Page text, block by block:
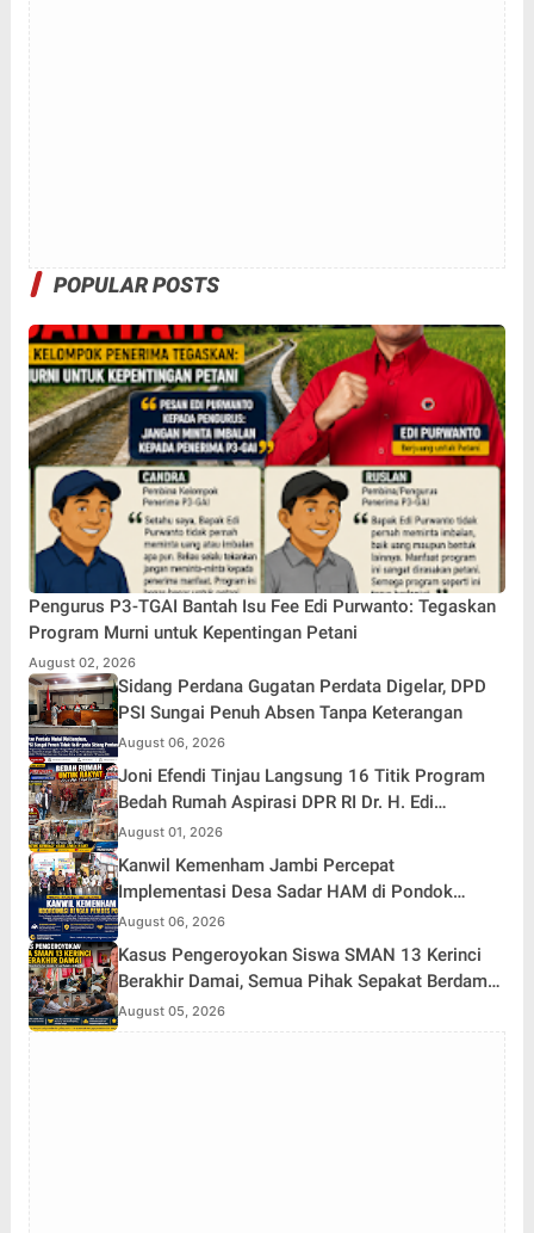
POPULAR POSTS
Pengurus P3-TGAI Bantah Isu Fee Edi Purwanto: Tegaskan
Program Murni untuk Kepentingan Petani
August 02, 2026
Sidang Perdana Gugatan Perdata Digelar, DPD
PSI Sungai Penuh Absen Tanpa Keterangan
August 06, 2026
Joni Efendi Tinjau Langsung 16 Titik Program
Bedah Rumah Aspirasi DPR RI Dr. H. Edi
Purwanto di Kecamatan Gunung Kerinci
August 01, 2026
Kanwil Kemenham Jambi Percepat
Implementasi Desa Sadar HAM di Pondok
Agung
August 06, 2026
Kasus Pengeroyokan Siswa SMAN 13 Kerinci
Berakhir Damai, Semua Pihak Sepakat Berdamai
dan Perkuat Pembinaan
August 05, 2026